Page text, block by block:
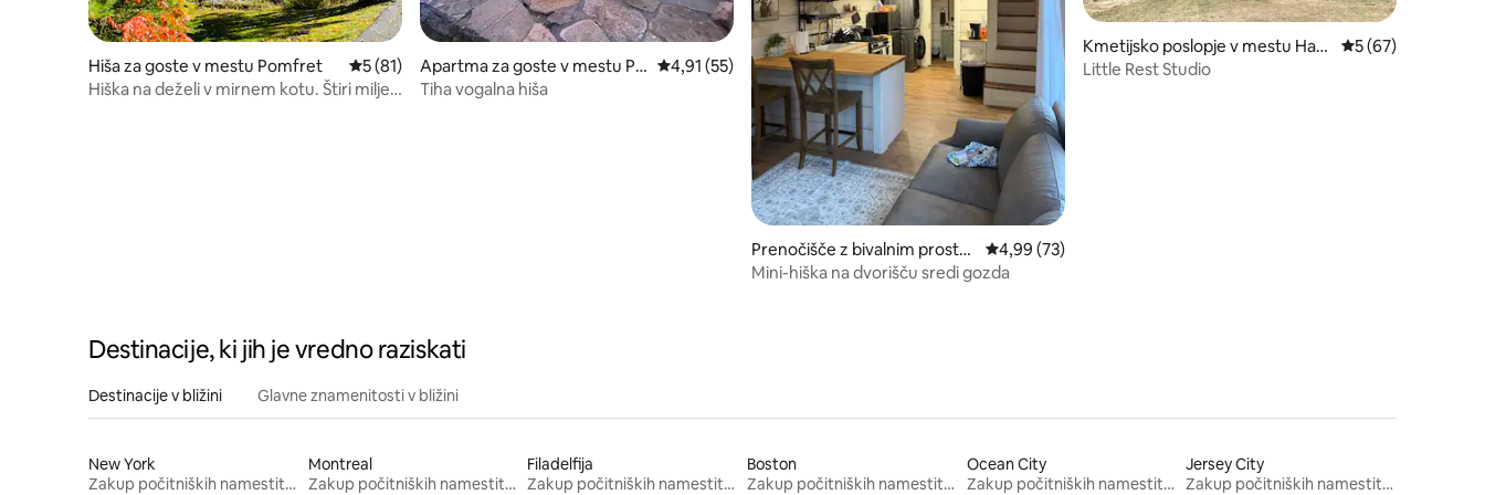
Hiša za goste v mestu Pomfret Povprečna ocena: 5 od 5, št. mnenj: 81
5 (81)
Hiška na deželi v mirnem kotu. Štiri milje
Apartma za goste v mestu Po
mfret
Povprečna ocena: 4,91 od 5, št. mnenj: 55
4,91 (55)
Tiha vogalna hiša
Prenočišče z bivalnim prostor
om v mestu Tolland
Povprečna ocena: 4,99 od 5, št. mnenj: 73
4,99 (73)
Mini-hiška na dvorišču sredi gozda
Kmetijsko poslopje v mestu Ham
pton
Povprečna ocena:
5 (67)
Little Rest Studio
Destinacije, ki jih je vredno raziskati
Destinacije v bližini Glavne znamenitosti v bližini
New York
Zakup počitniških namestitev
Montreal
Zakup počitniških namestitev
Filadelfija
Zakup počitniških namestitev
Boston
Zakup počitniških namestitev
Ocean City
Zakup počitniških namestitev
Jersey City
Zakup počitniških namestitev